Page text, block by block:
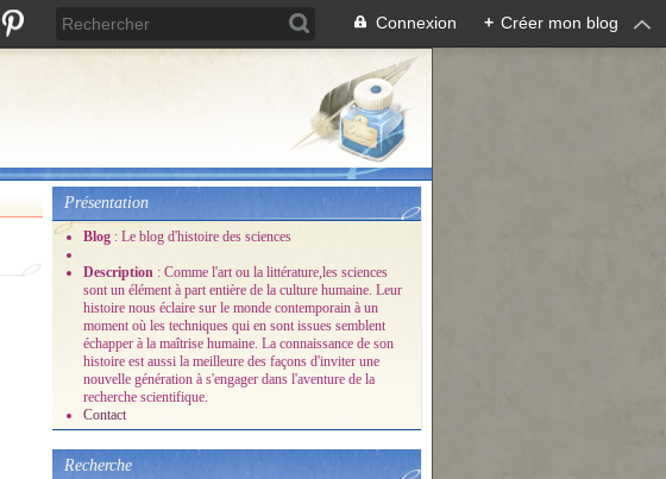
Connexion + Créer mon blog
Présentation
Blog : Le blog d'histoire des sciences
Description : Comme l'art ou la littérature,les sciences
sont un élément à part entière de la culture humaine. Leur
histoire nous éclaire sur le monde contemporain à un
moment où les techniques qui en sont issues semblent
échapper à la maîtrise humaine. La connaissance de son
histoire est aussi la meilleure des façons d'inviter une
nouvelle génération à s'engager dans l'aventure de la
recherche scientifique.
Contact
Recherche